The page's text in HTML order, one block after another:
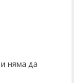
няма да